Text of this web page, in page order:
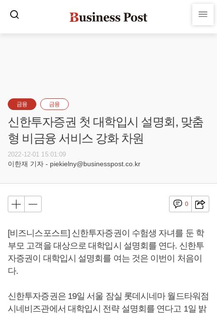
금융 금융
신한투자증권 첫 대학입시 설명회, 맞춤
형 비금융 서비스 강화 차원
2022-12-01 15:01:09
이한재 기자 - piekielny@businesspost.co.kr
0
[비즈니스포스트] 신한투자증권이 수험생 자녀를 둔 학
부모 고객을 대상으로 대학입시 설명회를 연다. 신한투
자증권이 대학입시 설명회를 여는 것은 이번이 처음이
다.
신한투자증권은 19일 서울 잠실 롯데시네마 월드타워점
시네비즈관에서 대학입시 전략 설명회를 연다고 1일 밝